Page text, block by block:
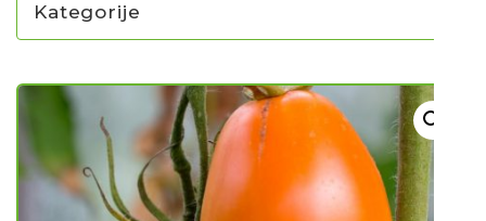
Kategorije
SADNICE
UKRASNO BILJE I TRAJNICE
GRMOVI/DRVEĆE